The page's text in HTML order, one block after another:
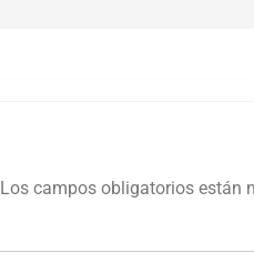
Los campos obligatorios están